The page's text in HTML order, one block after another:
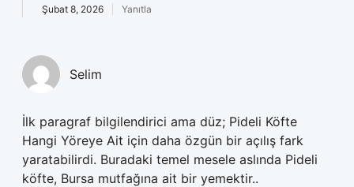
Şubat 8, 2026 Yanıtla
Selim
İlk paragraf bilgilendirici ama düz; Pideli Köfte
Hangi Yöreye Ait için daha özgün bir açılış fark
yaratabilirdi. Buradaki temel mesele aslında Pideli
köfte, Bursa mutfağına ait bir yemektir..